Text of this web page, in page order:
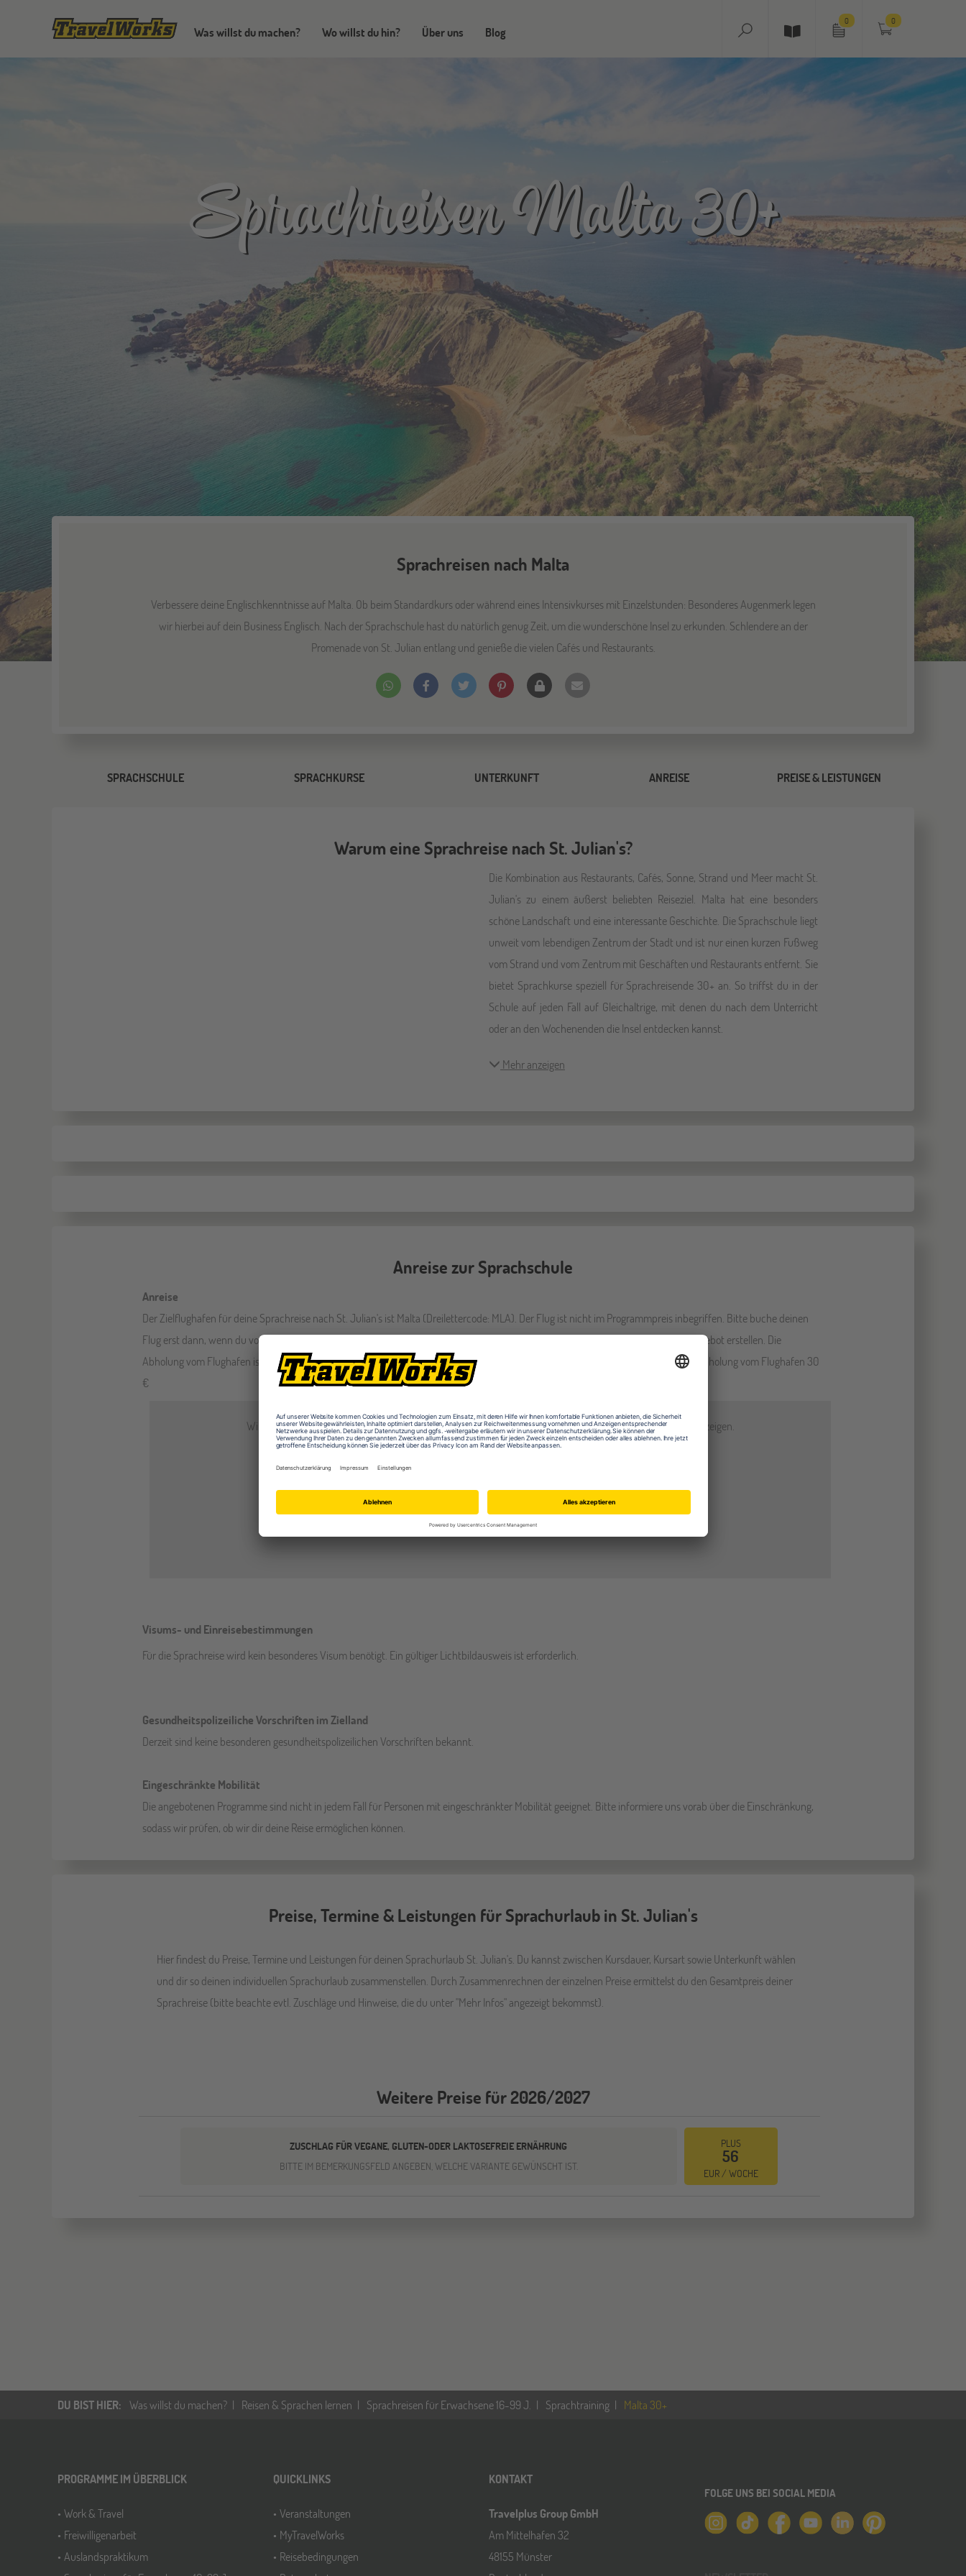
Was willst du machen? Wo willst du hin? Über uns Blog
0 0
Sprachreisen Malta 30+
Sprachreisen nach Malta
Verbessere deine Englischkenntnisse auf Malta. Ob beim Standardkurs oder während eines Intensivkurses mit Einzelstunden: Besonderes Augenmerk legen
wir hierbei auf dein Business Englisch. Nach der Sprachschule hast du natürlich genug Zeit, um die wunderschöne Insel zu erkunden. Schlendere an der
Promenade von St. Julian entlang und genieße die vielen Cafés und Restaurants.
SPRACHSCHULE SPRACHKURSE UNTERKUNFT ANREISE PREISE & LEISTUNGEN
Warum eine Sprachreise nach St. Julian's?
Die Kombination aus Restaurants, Cafés, Sonne, Strand und Meer macht St.
Julian's zu einem äußerst beliebten Reiseziel. Malta hat eine besonders
schöne Landschaft und eine interessante Geschichte. Die Sprachschule liegt
unweit vom lebendigen Zentrum der Stadt und ist nur einen kurzen Fußweg
vom Strand und vom Zentrum mit Geschäften und Restaurants entfernt. Sie
bietet Sprachkurse speziell für Sprachreisende 30+ an. So triffst du in der
Schule auf jeden Fall auf Gleichaltrige, mit denen du nach dem Unterricht
oder an den Wochenenden die Insel entdecken kannst.
Mehr anzeigen
Anreise zur Sprachschule
Anreise
Der Zielflughafen für deine Sprachreise nach St. Julian's ist Malta (Dreilettercode: MLA). Der Flug ist nicht im Programmpreis inbegriffen. Bitte buche deinen
Flug erst dann, wenn du von uns deine Buchungsbestätigung erhalten hast. Gerne können wir dir auch ein unverbindliches Flugangebot erstellen. Die
Abholung vom Flughafen ist inklusive, sofern die Unterkunft über TravelWorks gebucht worden ist. Alternativ kostet die optionale Abholung vom Flughafen 30
€
Wir verwenden Drittanbieter, um diesen Inhalt darzustellen. Bitte akzeptiere "Google Maps", um Karten anzuzeigen.
Visums- und Einreisebestimmungen
Für die Sprachreise wird kein besonderes Visum benötigt. Ein gültiger Lichtbildausweis ist erforderlich.
Gesundheitspolizeiliche Vorschriften im Zielland
Derzeit sind keine besonderen gesundheitspolizeilichen Vorschriften bekannt.
Eingeschränkte Mobilität
Die angebotenen Programme sind nicht in jedem Fall für Personen mit eingeschränkter Mobilität geeignet. Bitte informiere uns vorab über die Einschränkung,
sodass wir prüfen, ob wir dir deine Reise ermöglichen können.
Preise, Termine & Leistungen für Sprachurlaub in St. Julian's
Hier findest du Preise, Termine und Leistungen für deinen Sprachurlaub St. Julian's. Du kannst zwischen Kursdauer, Kursart sowie Unterkunft wählen
und dir so deinen individuellen Sprachurlaub zusammenstellen. Durch Zusammenrechnen der einzelnen Preise ermittelst du den Gesamtpreis deiner
Sprachreise (bitte beachte evtl. Zuschläge und Hinweise, die du unter "Mehr Infos" angezeigt bekommst).
Weitere Preise für 2026/2027
ZUSCHLAG FÜR VEGANE, GLUTEN-ODER LAKTOSEFREIE ERNÄHRUNG
BITTE IM BEMERKUNGSFELD ANGEBEN, WELCHE VARIANTE GEWÜNSCHT IST.
PLUS
56
EUR / WOCHE
DU BIST HIER: Was willst du machen? Reisen & Sprachen lernen Sprachreisen für Erwachsene 16-99 J. Sprachtraining Malta 30+
PROGRAMME IM ÜBERBLICK
Work & Travel
Freiwilligenarbeit
Auslandspraktikum
QUICKLINKS
Veranstaltungen
MyTravelWorks
Reisebedingungen
KONTAKT
Travelplus Group GmbH
Am Mittelhafen 32
48155 Münster
FOLGE UNS BEI SOCIAL MEDIA